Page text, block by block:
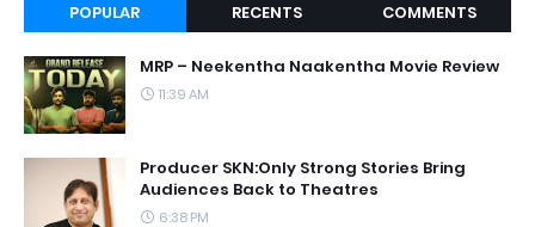
POPULAR RECENTS COMMENTS
MRP – Neekentha Naakentha Movie Review
11:39 AM
Producer SKN:Only Strong Stories Bring
Audiences Back to Theatres
6:38 PM